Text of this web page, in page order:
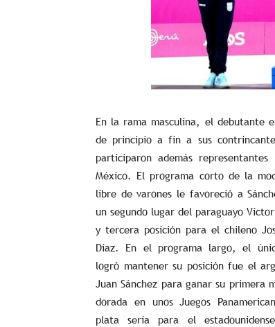
En la rama masculina, el debutante
de principio a fin a sus
participaron además
México. El programa corto de la
libre de varones le favoreció a
un segundo lugar del paraguayo
y tercera posición para el chileno
Díaz. En el programa largo, el
logró mantener su posición fue el
Juan Sánchez para ganar su primera
dorada en unos Juegos
plata sería para el